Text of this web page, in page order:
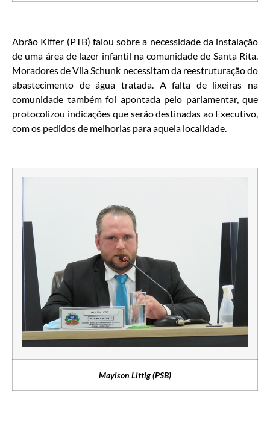
Abrão Kiffer (PTB) falou sobre a necessidade da instalação
de uma área de lazer infantil na comunidade de Santa Rita.
Moradores de Vila Schunk necessitam da reestruturação do
abastecimento de água tratada. A falta de lixeiras na
comunidade também foi apontada pelo parlamentar, que
protocolizou indicações que serão destinadas ao Executivo,
com os pedidos de melhorias para aquela localidade.
Maylson Littig (PSB)